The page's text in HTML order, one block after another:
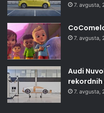
7. avgusta,
7. avgusta,
Audi
rekordnih
7. avgusta,